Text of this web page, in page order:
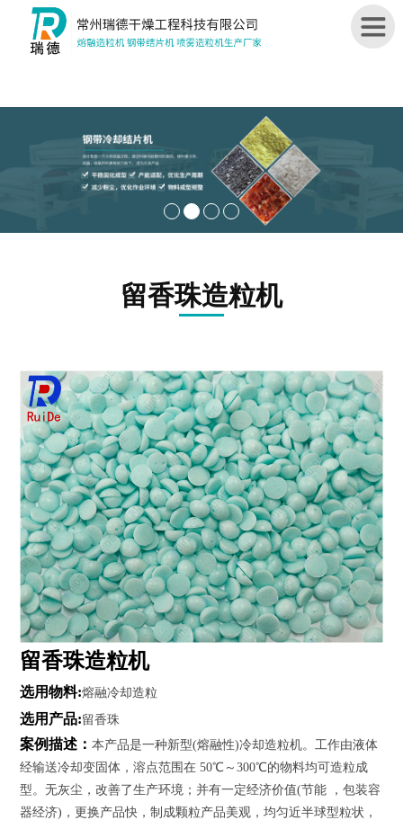
首
片
机
工
程
案
例
新
闻
动
态
服
务
支
持
联
系
我
留香珠造粒机
留香珠造粒机
选用物料:熔融冷却造粒
选用产品:留香珠
案例描述：本产品是一种新型(熔融性)冷却造粒机。工作由液体
经输送冷却变固体，溶点范围在 50℃～300℃的物料均可造粒成
型。无灰尘，改善了生产环境；并有一定经济价值(节能 ，包装容
器经济)，更换产品快，制成颗粒产品美观，均匀近半球型粒状，